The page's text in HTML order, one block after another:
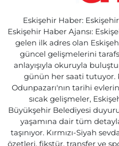
Eskişehir Haber:
Eskişehir Haber Ajansı:
gelen ilk adres olan
güncel gelişmelerini
anlayışıyla okuruyla
günün her saati tutuyor.
Odunpazarı'nın tarihi
sıcak gelişmeler,
Büyükşehir Belediyesi
yaşamına dair tüm
taşınıyor. Kırmızı-Siyah
özetleri, fikstür, transfer ve